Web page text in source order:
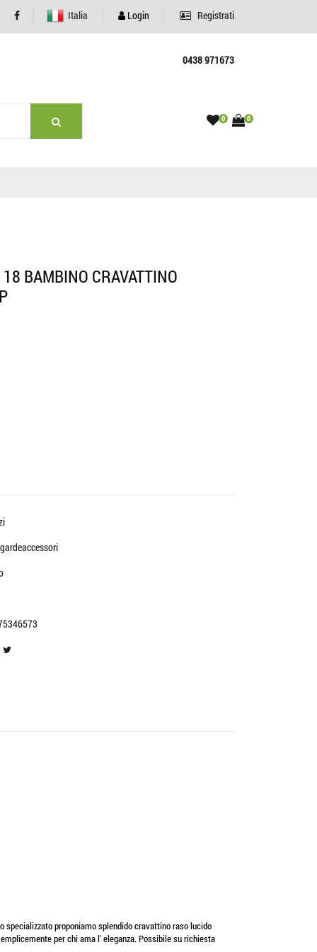
Italia Login Registrati
0438 971673
0 0
BAMBINO CRAVATTINO
proponiamo splendido cravattino raso lucido
per chi ama l' eleganza. Possibile su richiesta